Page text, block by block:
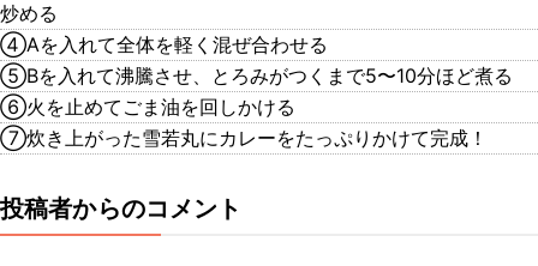
炒める
④Aを入れて全体を軽く混ぜ合わせる
⑤Bを入れて沸騰させ、とろみがつくまで5〜10分ほど煮る
⑥火を止めてごま油を回しかける
⑦炊き上がった雪若丸にカレーをたっぷりかけて完成！
投稿者からのコメント